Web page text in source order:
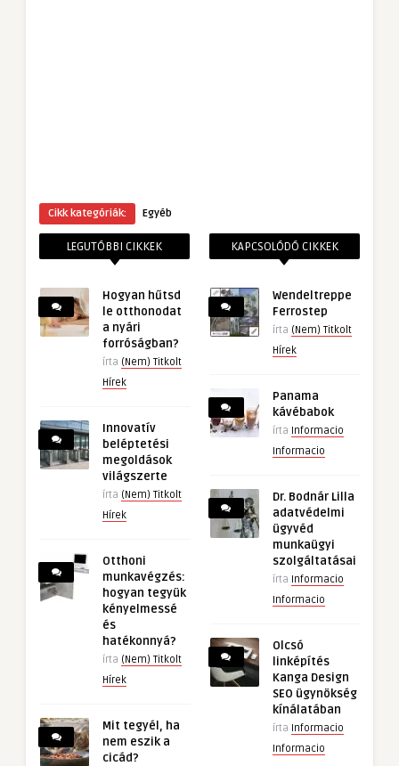
Cikk kategóriák: Egyéb
LEGUTÓBBI CIKKEK
Hogyan hűtsd
le otthonodat
a nyári
forróságban?
írta (Nem) Titkolt
Hírek
Innovatív
beléptetési
megoldások
világszerte
írta (Nem) Titkolt
Hírek
Otthoni
munkavégzés:
hogyan tegyük
kényelmessé
és
hatékonnyá?
írta (Nem) Titkolt
Hírek
Mit tegyél, ha
nem eszik a
cicád?
KAPCSOLÓDÓ CIKKEK
Wendeltreppe
Ferrostep
írta (Nem) Titkolt
Hírek
Panama
kávébabok
írta Informacio
Informacio
Dr. Bodnár Lilla
adatvédelmi
ügyvéd
munkaügyi
szolgáltatásai
írta Informacio
Informacio
Olcsó
linképítés
Kanga Design
SEO ügynökség
kínálatában
írta Informacio
Informacio